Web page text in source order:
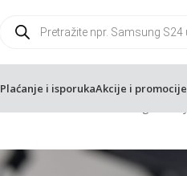
Plaćanje i isporukaAkcije i promocije